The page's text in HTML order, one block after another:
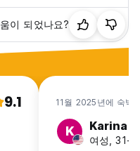
이 되었나요?
9.1 11월 2025년에 숙박
K Karina
여성, 31-